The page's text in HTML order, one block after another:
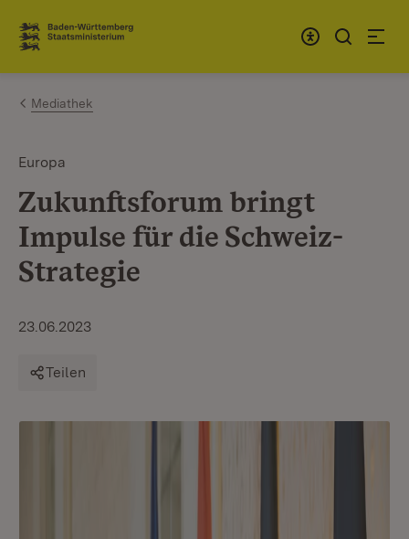
Zum Inhalt springen
Link zur Startseite
Mediathek
Europa
Zukunftsforum bringt
Impulse für die Schweiz-
Strategie
23.06.2023
Teilen